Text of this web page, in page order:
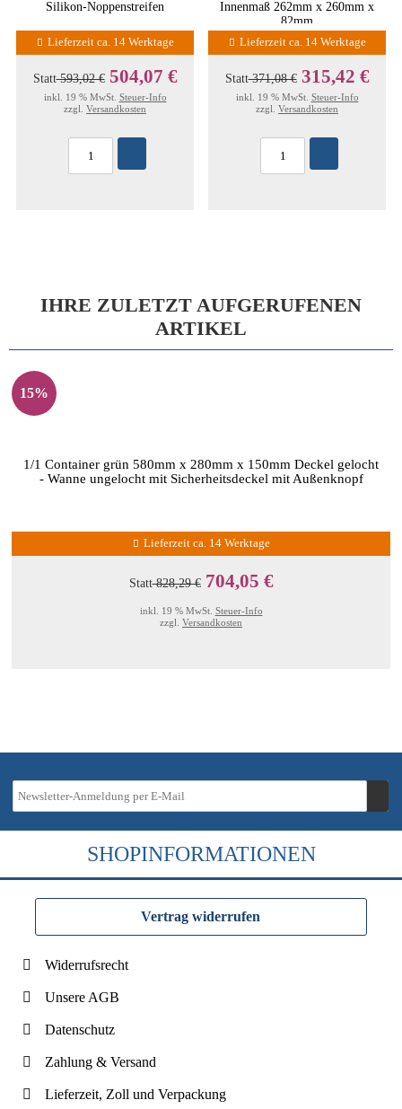
Silikon-Noppenstreifen
Lieferzeit ca. 14 Werktage
Statt593,02 € 504,07 €
inkl. 19 % MwSt. Steuer-Info
zzgl. Versandkosten
Innenmaß 262mm x 260mm x
82mm
Lieferzeit ca. 14 Werktage
Statt371,08 € 315,42 €
inkl. 19 % MwSt. Steuer-Info
zzgl. Versandkosten
IHRE ZULETZT AUFGERUFENEN
ARTIKEL
15%
1/1 Container grün 580mm x 280mm x 150mm Deckel gelocht
- Wanne ungelocht mit Sicherheitsdeckel mit Außenknopf
Lieferzeit ca. 14 Werktage
Statt828,29 € 704,05 €
inkl. 19 % MwSt. Steuer-Info
zzgl. Versandkosten
SHOPINFORMATIONEN
Vertrag widerrufen
Widerrufsrecht
Unsere AGB
Datenschutz
Zahlung & Versand
Lieferzeit, Zoll und Verpackung